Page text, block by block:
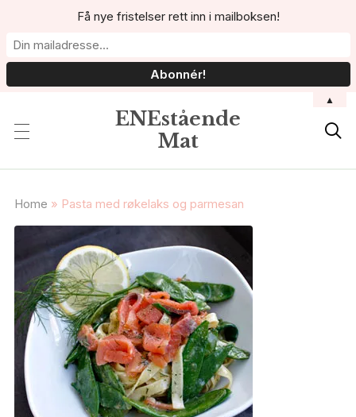
ENEstående
Mat

Home » Pasta med røkelaks og parmesan
Få nye fristelser rett inn i mailboksen!
▲